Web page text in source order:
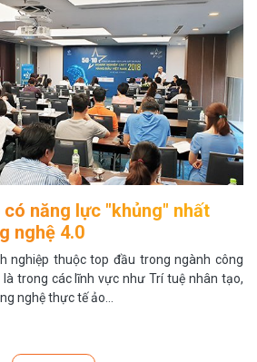
năng lực "khủng" nhất
nghệ 4.0
nghiệp thuộc top đầu trong ngành công
trong các lĩnh vực như Trí tuệ nhân tạo,
nghệ thực tế ảo…